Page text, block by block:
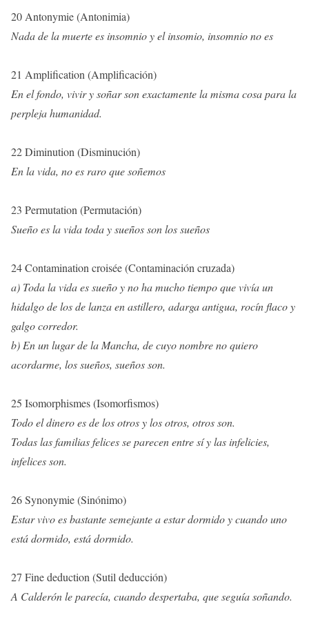
20 Antonymie (Antonimia)
Nada de la muerte es insomnio y el insomio, insomnio no es
21 Amplification (Amplificación)
En el fondo, vivir y soñar son exactamente la misma cosa para la
perpleja humanidad.
22 Diminution (Disminución)
En la vida, no es raro que soñemos
23 Permutation (Permutación)
Sueño es la vida toda y sueños son los sueños
24 Contamination croisée (Contaminación cruzada)
a) Toda la vida es sueño yno ha mucho tiempo que vivía un
hidalgo de los de lanza en astillero, adarga antigua, rocín flaco y
galgo corredor.
b) Enun lugar de la Mancha, de cuyo nombre no quiero
acordarme, los sueños, sueños son.
25 Isomorphismes (Isomorfismos)
Todo el dinero es de los otros y los otros, otros son.
Todas las familias felices se parecen entre sí y las infelicies,
infelices son.
26 Synonymie (Sinónimo)
Estar vivo es bastante semejante a estar dormido y cuando uno
está dormido, está dormido.
27 Fine deduction (Sutil deducción)
A Calderón le parecía, cuando despertaba, que seguía soñando.